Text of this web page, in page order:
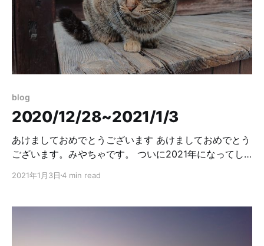
の発破的な意図で一人でカラオケに行ってきました。新
型コロナの騒ぎが始まってから一度もカラオケに行って
いないので本当に久しぶりです。ちょうどカラオケ館が
緊急事態宣言に合わせて割引プランを出してきたので、
フリータイム+飲み放題で1000円+税という破格の値段
らへんのボカロが大好きな人間なのでkemuさんじんさ
んトーマさんNeruさんらへんの曲を歌って過ぎ去った中
blog
2020/12/28~2021/1/3
あけましておめでとうございます あけましておめでとう
ございます。みやちゃです。 ついに2021年になってし
の2020年はいろいろあったはずなのに体感では家に引き
気分です。今年は素敵な一年になりますように。 ヘッダ
2021年1月3日 4 min read